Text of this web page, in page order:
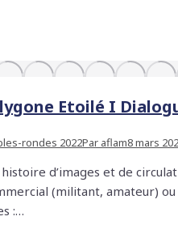
Etoilé I
rondes 2022Par aflam8 mars
d’images et de
(militant, amateur)
:…